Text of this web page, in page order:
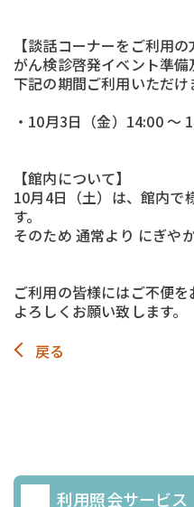
【談話コーナーをご利用の
がん検診啓発イベント準
下記の期間ご利用いただけ
・10月3日（金）14:00 ～
【館内について】
10月4日（土）は、館内で
す。
そのため 通常より にぎや
ご利用の皆様にはご不便
よろしくお願い致します。
戻る
利用照会サービス